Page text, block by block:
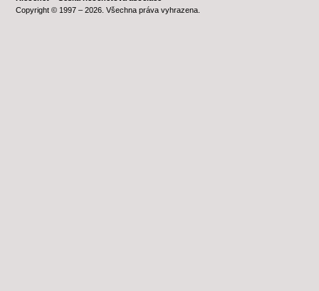
Copyright © 1997 – 2026. Všechna práva vyhrazena.